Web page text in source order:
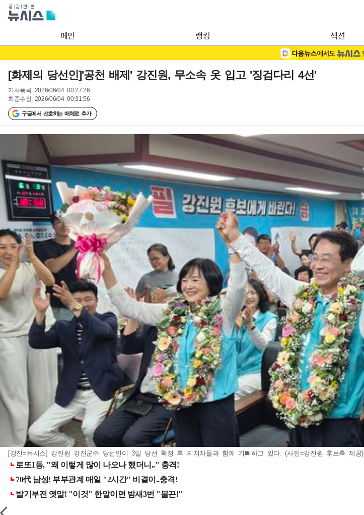
메인 랭킹 섹션
[화제의 당선인]'공천 배제' 강진원, 무소속 옷 입고 '징검다리 4선'
기사등록 2026/06/04 00:27:26
최종수정 2026/06/04 00:31:56
구글에서 선호하는 매체로 추가
[강진=뉴시스] 강진원 강진군수 당선인이 3일 당선 확정 후 지지자들과 함께 기뻐하고 있다. (사진=강진원 후보측 제공)